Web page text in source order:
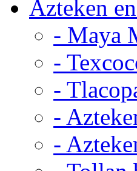
Azteken
- Maya
-
-
-
-